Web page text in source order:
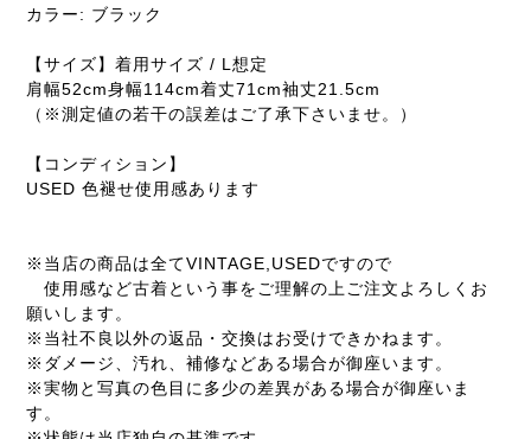
カラー: ブラック
【サイズ】着用サイズ / L想定
肩幅52cm身幅114cm着丈71cm袖丈21.5cm
（※測定値の若干の誤差はご了承下さいませ。）
【コンディション】
USED 色褪せ使用感あります
※当店の商品は全てVINTAGE,USEDですので
使用感など古着という事をご理解の上ご注文よろしくお
願いします。
※当社不良以外の返品・交換はお受けできかねます。
※ダメージ、汚れ、補修などある場合が御座います。
※実物と写真の色目に多少の差異がある場合が御座いま
す。